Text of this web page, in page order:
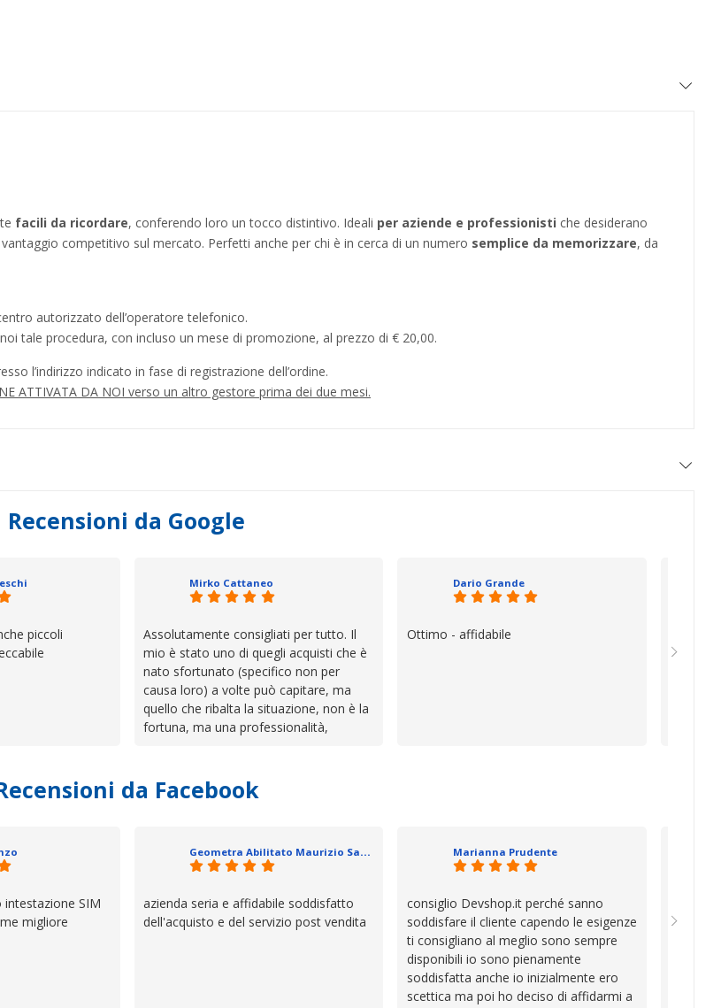
facili da ricordare, conferendo loro un tocco distintivo. Ideali per aziende e professionisti che desiderano
competitivo sul mercato. Perfetti anche per chi è in cerca di un numero semplice da memorizzare, da
autorizzato dell’operatore telefonico.
tale procedura, con incluso un mese di promozione, al prezzo di € 20,00.
l’indirizzo indicato in fase di registrazione dell’ordine.
ATTIVATA DA NOI verso un altro gestore prima dei due mesi.
Recensioni da Google
piccoli
Mirko Cattaneo
Assolutamente consigliati per tutto. Il
mio è stato uno di quegli acquisti che è
nato sfortunato (specifico non per
causa loro) a volte può capitare, ma
quello che ribalta la situazione, non è la
fortuna, ma una professionalità,
cose. Be', io qui è proprio quello che ho
trovato, un atteggiamento che va oltre
se avete bisogno siete in ottime mani.
Dario Grande
Ottimo - affidabile
vera
da Facebook
intestazione SIM
migliore
Geometra Abilitato Maurizio Sammartano
azienda seria e affidabile soddisfatto
dell'acquisto e del servizio post vendita
Marianna Prudente
consiglio Devshop.it perché sanno
soddisfare il cliente capendo le esigenze
ti consigliano al meglio sono sempre
disponibili io sono pienamente
soddisfatta anche io inizialmente ero
scettica ma poi ho deciso di affidarmi a
cambio